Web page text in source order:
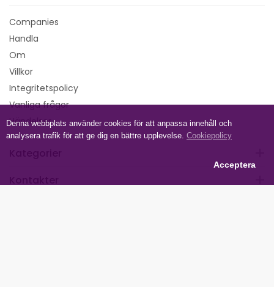
Companies
Handla
Om
Villkor
Integritetspolicy
Vanliga frågor
Händelser
Denna webbplats använder cookies för att anpassa innehåll och
analysera trafik för att ge dig en bättre upplevelse. Cookiepolicy
Acceptera